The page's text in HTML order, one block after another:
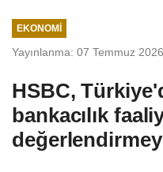
EKONOMI
Yayınlanma: 07 Temmuz
HSBC,
bankacılık